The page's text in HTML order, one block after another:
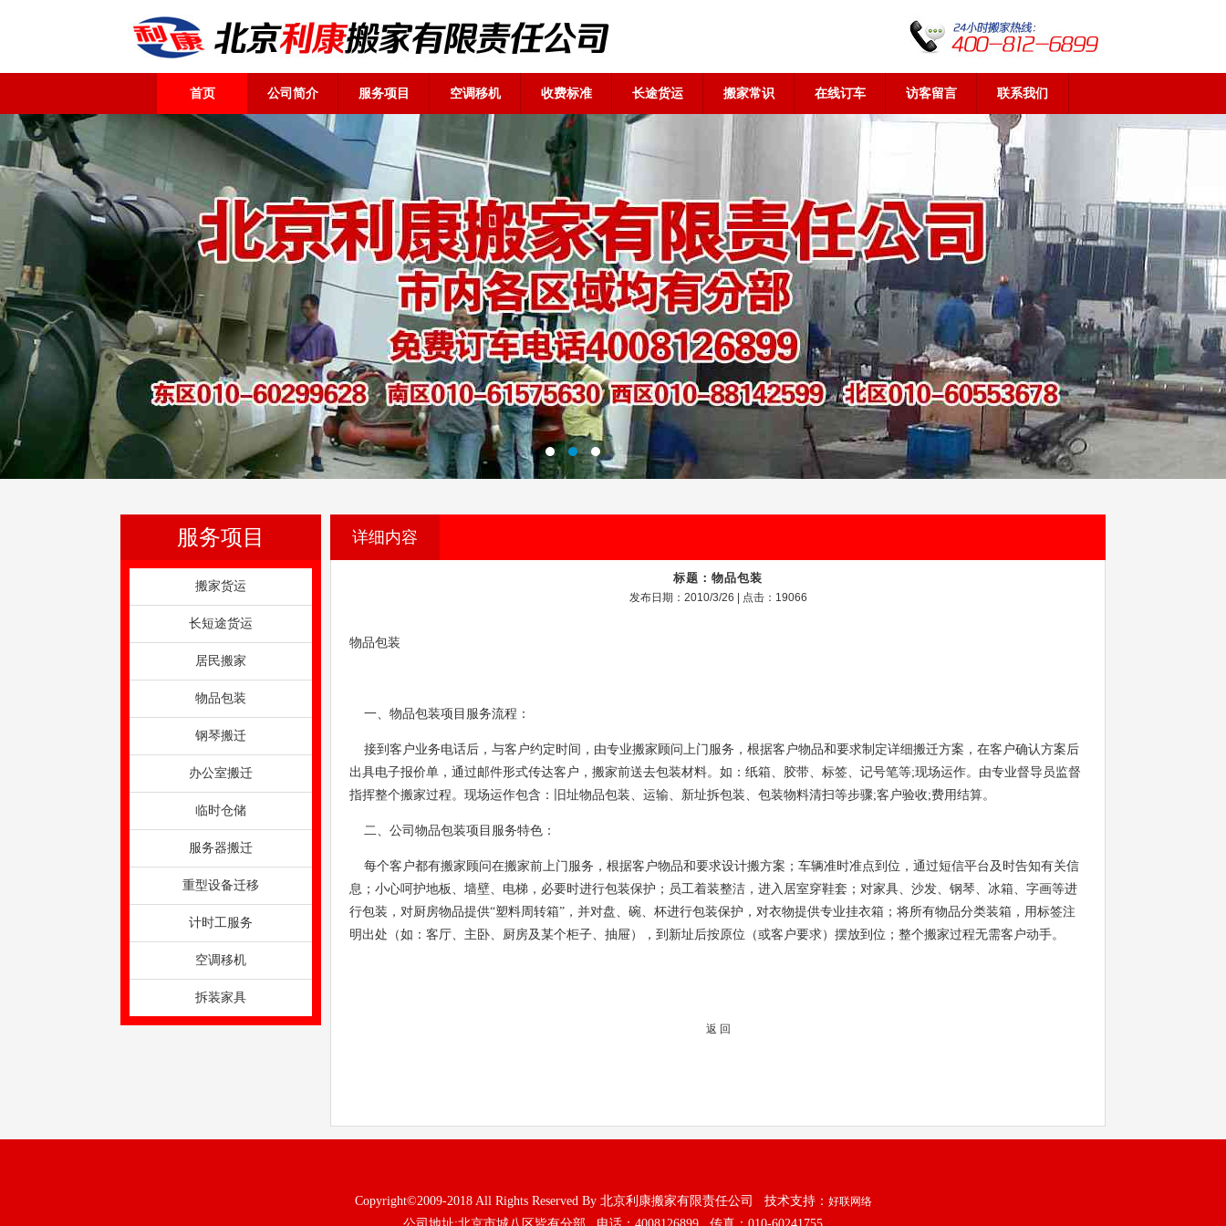
首页 公司简介 服务项目 空调移机 收费标准 长途货运 搬家常识 在线订车 访客留言 联系我们
服务项目
搬家货运
长短途货运
居民搬家
物品包装
钢琴搬迁
办公室搬迁
临时仓储
服务器搬迁
重型设备迁移
计时工服务
空调移机
拆装家具
详细内容
标题：物品包装
发布日期： 2010/3/26 | 点击： 19066
物品包装
一、物品包装项目服务流程：
接到客户业务电话后，与客户约定时间，由专业搬家顾问上门服务，根据客户物品和要求制定详细搬迁方案，在客户确认方案后
出具电子报价单，通过邮件形式传达客户，搬家前送去包装材料。如：纸箱、胶带、标签、记号笔等;现场运作。由专业督导员监督
指挥整个搬家过程。现场运作包含：旧址物品包装、运输、新址拆包装、包装物料清扫等步骤;客户验收;费用结算。
二、公司物品包装项目服务特色：
每个客户都有搬家顾问在搬家前上门服务，根据客户物品和要求设计搬方案；车辆准时准点到位，通过短信平台及时告知有关信
息；小心呵护地板、墙壁、电梯，必要时进行包装保护；员工着装整洁，进入居室穿鞋套；对家具、沙发、钢琴、冰箱、字画等进
行包装，对厨房物品提供“塑料周转箱”，并对盘、碗、杯进行包装保护，对衣物提供专业挂衣箱；将所有物品分类装箱，用标签注
明出处（如：客厅、主卧、厨房及某个柜子、抽屉），到新址后按原位（或客户要求）摆放到位；整个搬家过程无需客户动手。
返 回
Copyright©2009-2018 All Rights Reserved By 北京利康搬家有限责任公司 技术支持： 好联网络